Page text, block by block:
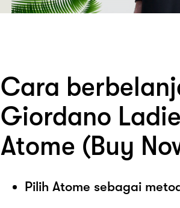
Cara
Giordano
Atome (Buy
Pilih Atome sebagai